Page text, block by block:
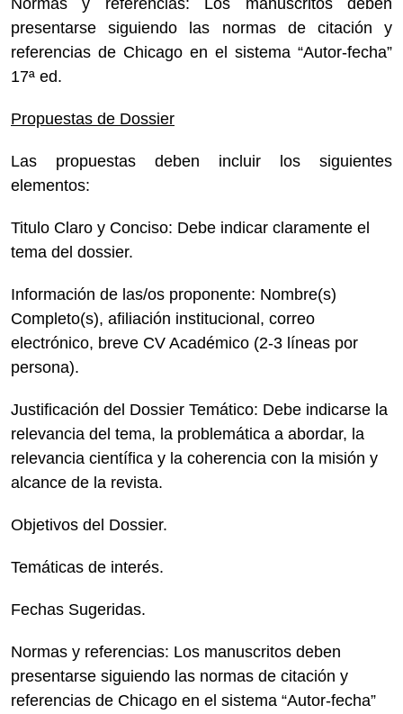
presentarse siguiendo las normas de citación y
referencias de Chicago en el sistema “Autor-fecha”
17ª ed.
Propuestas de Dossier
Las propuestas deben incluir los siguientes
elementos:
Titulo Claro y Conciso: Debe indicar claramente el
tema del dossier.
Información de las/os proponente: Nombre(s)
Completo(s), afiliación institucional, correo
electrónico, breve CV Académico (2-3 líneas por
persona).
Justificación del Dossier Temático: Debe indicarse la
relevancia del tema, la problemática a abordar, la
relevancia científica y la coherencia con la misión y
alcance de la revista.
Objetivos del Dossier.
Temáticas de interés.
Fechas Sugeridas.
Normas y referencias: Los manuscritos deben
presentarse siguiendo las normas de citación y
referencias de Chicago en el sistema “Autor-fecha”